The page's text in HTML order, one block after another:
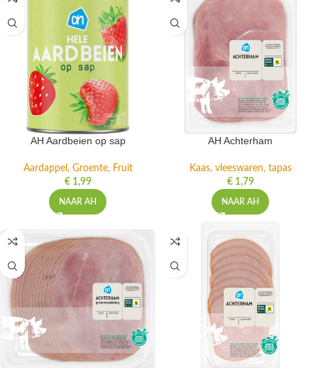
AH Aardbeien op sap
Aardappel, Groente, Fruit
€1,99
NAAR AH
AH Achterham
Kaas, vleeswaren, tapas
€1,79
NAAR AH